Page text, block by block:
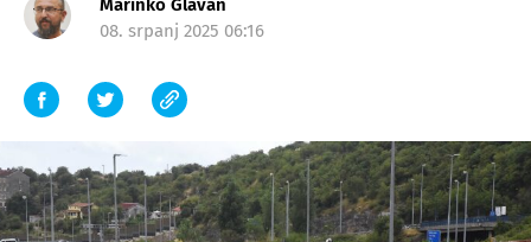
Marinko Glavan
08. srpanj 2025 06:16